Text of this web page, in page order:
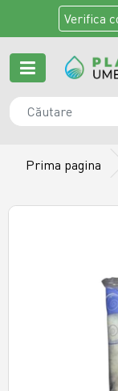
Verifica
Prima pagina